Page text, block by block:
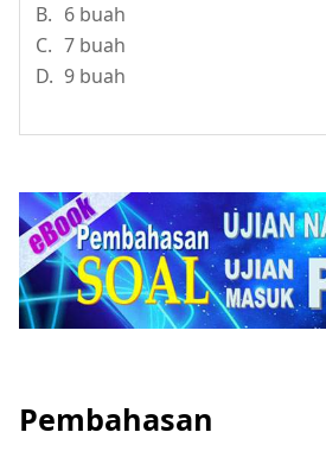
B. 6 buah
C. 7 buah
D. 9 buah
Pembahasan